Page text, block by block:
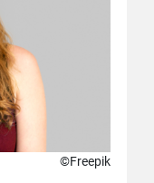
©Freepik